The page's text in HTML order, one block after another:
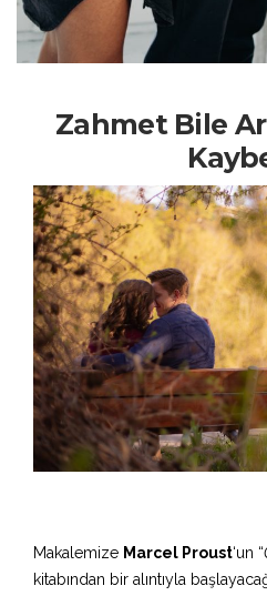
Zahmet Bile
Makalemize Marcel Proust‘un “
kitabından bir alıntıyla